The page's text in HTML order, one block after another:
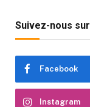
Suivez-nous
Facebook
Instagram